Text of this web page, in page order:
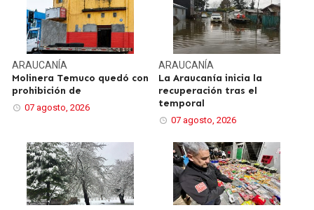
ARAUCANÍA
Molinera Temuco quedó con
prohibición de
07 agosto, 2026
ARAUCANÍA
La Araucanía inicia la
recuperación tras el
temporal
07 agosto, 2026